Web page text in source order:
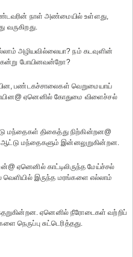
நாள் அண்மையில் உள்ளது,
வருகிறது.
அழியவில்லையா? நம் கடவுளின்
அகன்று போயினவன்றோ?
பண்டகச்சாலைகள் வெறுமையாய்
ஏனெனில் கோதுமை விளைச்சல்
மந்தைகள் திகைத்து நிற்கின்றன@
ஆட்டு மந்தைகளும் இன்னலுறுகின்றன.
ஏனெனில் காட்டிலிருந்த மேய்ச்சல்
வெளியில் இருந்த மரங்களை எல்லாம்
ஏனெனில் நீரோடைகள் வற்றிப்
நெருப்பு சுட்டெரித்தது.